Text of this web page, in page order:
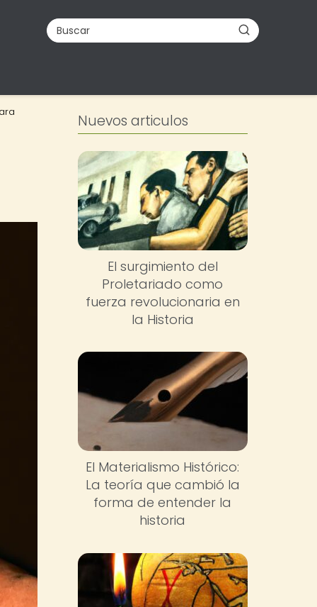
Nuevos articulos
El surgimiento del
Proletariado como
fuerza revolucionaria en
la Historia
El Materialismo Histórico:
La teoría que cambió la
forma de entender la
historia